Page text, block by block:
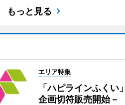
もっと見る
エリア特集
「ハピラインふく
企画切符販売開始－